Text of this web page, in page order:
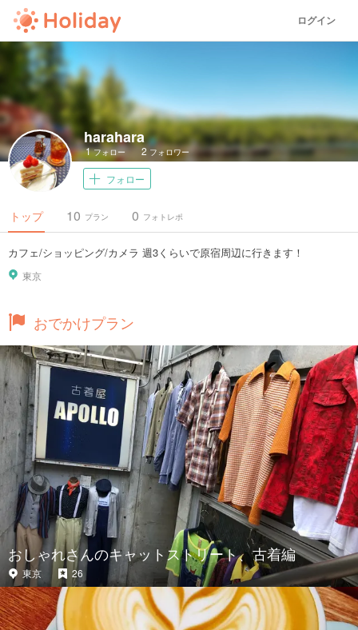
ログイン
harahara
1フォロー 2 フォロワー
フォロー
トップ プラン
10 フォトレポ
0
カフェ/ショッピング/カメラ 週3くらいで原宿周辺に行きます！
東京
おでかけプラン
おしゃれさんのキャットストリート、古着編
東京 26